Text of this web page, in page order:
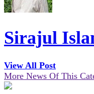
Sirajul
View All Post
More News Of This